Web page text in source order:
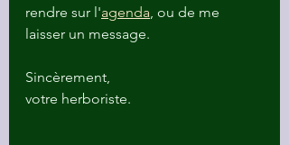
rendre sur l'agenda, ou de me
laisser un message.
Sincèrement,
votre herboriste.